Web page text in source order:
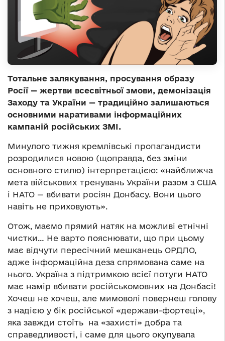
Тотальне залякування, просування образу
Росії — жертви всесвітньої змови, демонізація
Заходу та України — традиційно залишаються
основними наративами інформаційних
кампаній російських ЗМІ.
Минулого тижня кремлівські пропагандисти
розродилися новою (щоправда, без зміни
основного стилю) інтерпретацією: «найближча
мета військових тренувань України разом з США
і НАТО — вбивати росіян Донбасу. Вони цього
навіть не приховують».
Отож, маємо прямий натяк на можливі етнічні
чистки… Не варто пояснювати, що при цьому
має відчути пересічний мешканець ОРДЛО,
адже інформаційна деза спрямована саме на
нього. Україна з підтримкою всієї потуги НАТО
має намір вбивати російськомовних на Донбасі!
Хочеш не хочеш, але мимоволі повернеш голову
з надією у бік російської «держави-фортеці»,
яка завжди стоїть на «захисті» добра та
справедливості, і саме для цього окупувала